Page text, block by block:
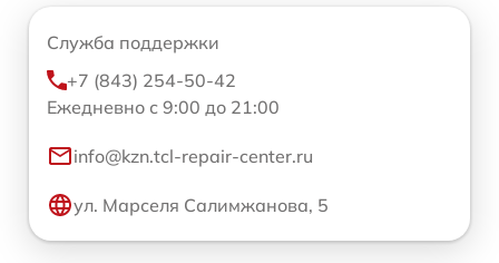
Служба поддержки
+7 (843) 254-50-42
Ежедневно с 9:00 до 21:00
info@kzn.tcl-repair-center.ru
ул. Марселя Салимжанова, 5